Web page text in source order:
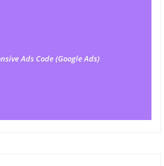
Ads Code (Google Ads)